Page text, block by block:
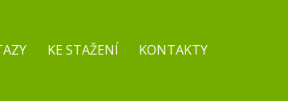
KE STAŽENÍ KONTAKTY